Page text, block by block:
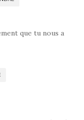
que tu nous a